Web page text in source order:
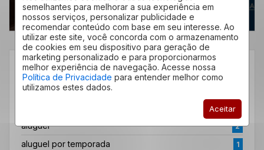
semelhantes para melhorar a sua experiência em
nossos serviços, personalizar publicidade e
recomendar conteúdo com base em seu interesse. Ao
utilizar este site, você concorda com o armazenamento
de cookies em seu dispositivo para geração de
marketing personalizado e para proporcionarmos
melhor experiência de navegação. Acesse nossa
Política de Privacidade para entender melhor como
utilizamos estes dados.
Aceitar
CATEGORIAS
Alugar imóbeis
aluguel 2
aluguel por temporada 1